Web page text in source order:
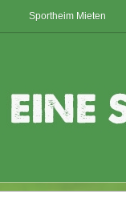
Sportheim Mieten